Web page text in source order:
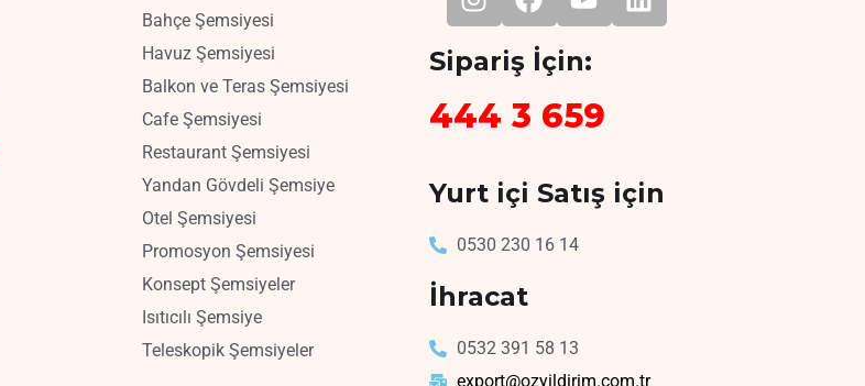
Bahçe Şemsiyesi
Havuz Şemsiyesi
Balkon ve Teras Şemsiyesi
Cafe Şemsiyesi
Restaurant Şemsiyesi
Yandan Gövdeli Şemsiye
Otel Şemsiyesi
Promosyon Şemsiyesi
Konsept Şemsiyeler
Isıtıcılı Şemsiye
Teleskopik Şemsiyeler
Sipariş İçin:
444 3 659
Yurt içi Satış için
0530 230 16 14
İhracat
0532 391 58 13
export@ozyildirim.com.tr